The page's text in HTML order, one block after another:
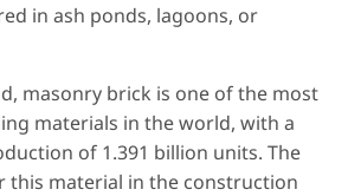
in ash ponds, lagoons, or
masonry brick is one of the most
materials in the world, with a
of 1.391 billion units. The
this material in the construction